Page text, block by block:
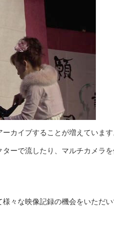
カイブすることが増えていま
ーで流したり、マルチカメラ
々な映像記録の機会をいただ